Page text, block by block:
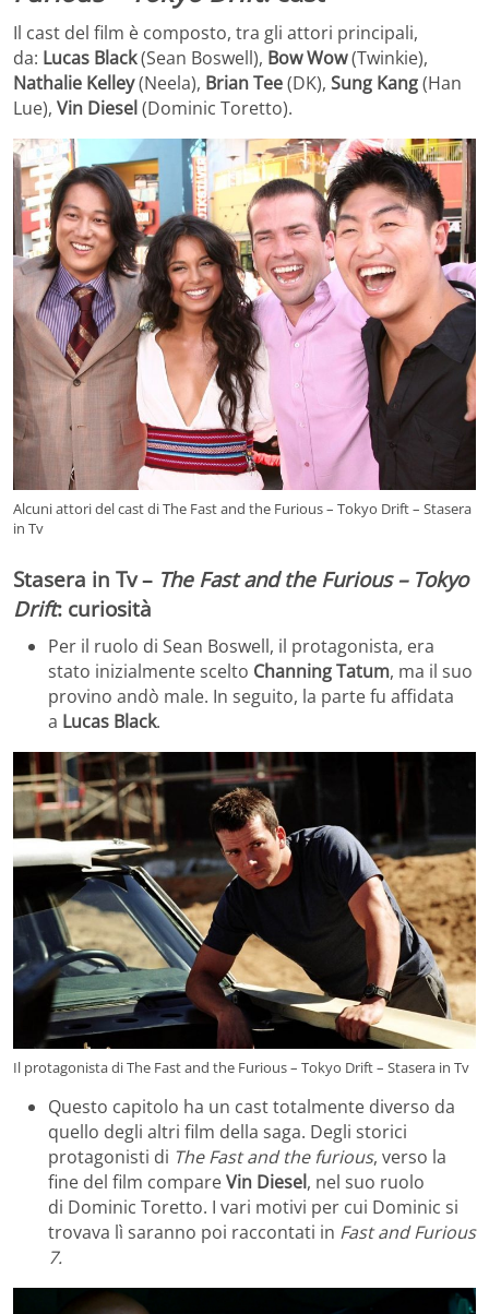
Il cast del film è composto, tra gli attori principali,
da: Lucas Black(Sean Boswell), Bow Wow(Twinkie),
Nathalie Kelley(Neela), Brian Tee(DK), Sung Kang(Han
Lue), Vin Diesel (Dominic Toretto).
Alcuni attori del cast di The Fast and the Furious – Tokyo Drift – Stasera
in Tv
Stasera in Tv – The Fast and the Furious – Tokyo
Drift: curiosità
Per il ruolo di Sean Boswell, il protagonista, era
stato inizialmente scelto Channing Tatum, ma il suo
provino andò male. In seguito, la parte fu affidata
a Lucas Black.
Il protagonista di The Fast and the Furious – Tokyo Drift – Stasera in Tv
Questo capitolo ha un cast totalmente diverso da
quello degli altri film della saga. Degli storici
protagonisti di The Fast and the furious, verso la
fine del film compareVin Diesel, nel suo ruolo
di Dominic Toretto. I vari motivi per cui Dominic si
trovava lì saranno poi raccontati in Fast and Furious
7.